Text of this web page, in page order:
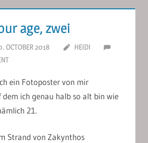
age, zwei
OCTOBER 2018
HEIDI
ein Fotoposter von mir
dem ich genau halb so alt bin wie
21.
Strand von Zakynthos